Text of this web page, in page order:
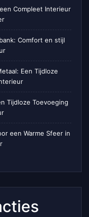
Compleet Interieur
Comfort en stijl
Een Tijdloze
Tijdloze Toevoeging
een Warme Sfeer in